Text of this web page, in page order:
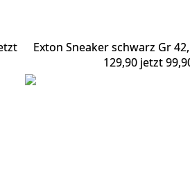
Exton Sneaker schwarz Gr
129,90 jetzt